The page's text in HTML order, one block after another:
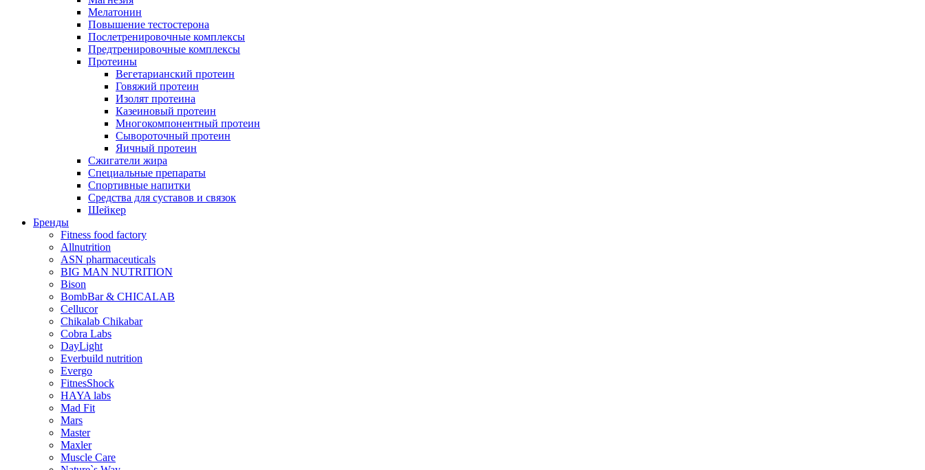
Мелатонин
Повышение тестостерона
Послетренировочные комплексы
Предтренировочные комплексы
Протеины
Вегетарианский протеин
Говяжий протеин
Изолят протеина
Казеиновый протеин
Многокомпонентный протеин
Сывороточный протеин
Яичный протеин
Сжигатели жира
Специальные препараты
Спортивные напитки
Средства для суставов и связок
Шейкер
Бренды
Fitness food factory
Allnutrition
ASN pharmaceuticals
BIG MAN NUTRITION
Bison
BombBar & CHICALAB
Cellucor
Chikalab Chikabar
Cobra Labs
DayLight
Everbuild nutrition
Evergo
FitnesShock
HAYA labs
Mad Fit
Mars
Master
Maxler
Muscle Care